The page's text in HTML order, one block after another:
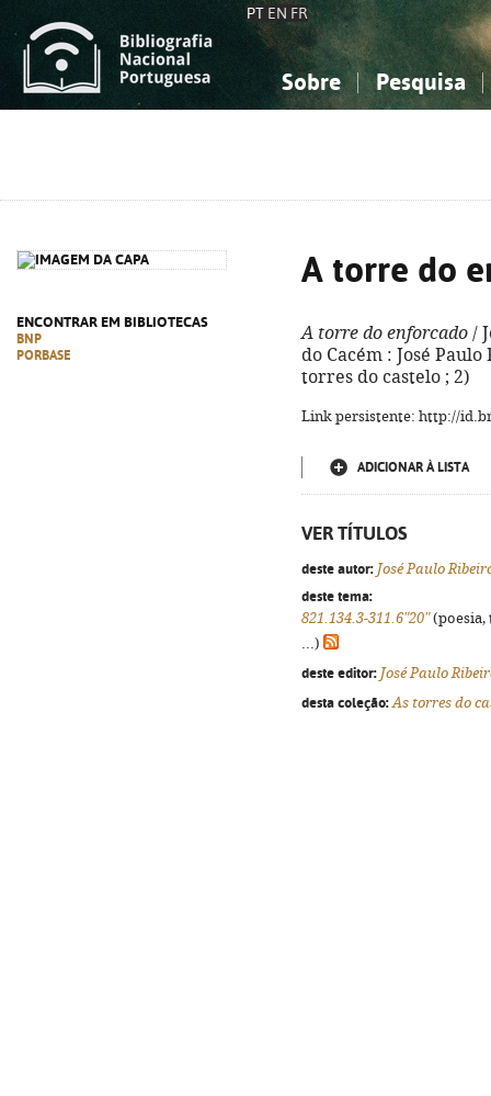
PT EN FR
Sobre Pesquisa
ENCONTRAR EM BIBLIOTECAS
BNP
PORBASE
A torre do
A torre do enforcado /
do Cacém : José
torres do castelo ; 2)
Link persistente: http://
ADICIONAR À LISTA
VER TÍTULOS
deste autor: José Paulo
deste tema:
821.134.3-311.6"20"(poesia,
...)
deste editor: José Paulo
desta coleção: As torres do